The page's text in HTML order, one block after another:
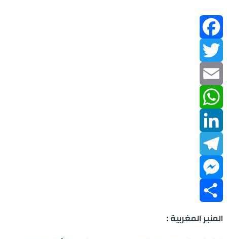
Facebook
Twitter
Email
WhatsApp
LinkedIn
Telegram
Messenger
Share
المنبر المغربية :